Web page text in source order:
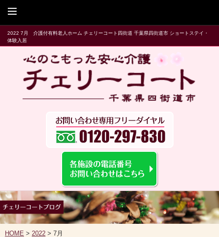
2022 7月 介護付有料老人ホーム チェリーコート四街道 千葉県四街道市 ショートステイ・
体験入居
HOME > 2022 > 7月